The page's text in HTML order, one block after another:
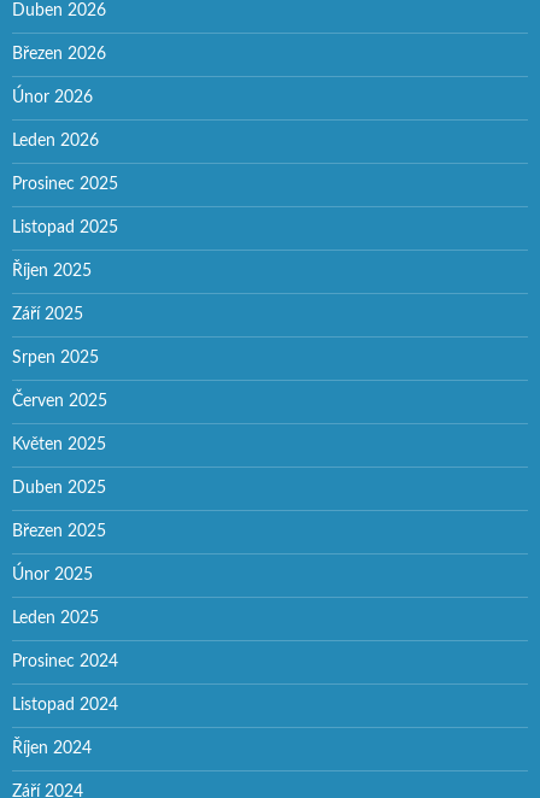
Duben 2026
Březen 2026
Únor 2026
Leden 2026
Prosinec 2025
Listopad 2025
Říjen 2025
Září 2025
Srpen 2025
Červen 2025
Květen 2025
Duben 2025
Březen 2025
Únor 2025
Leden 2025
Prosinec 2024
Listopad 2024
Říjen 2024
Září 2024